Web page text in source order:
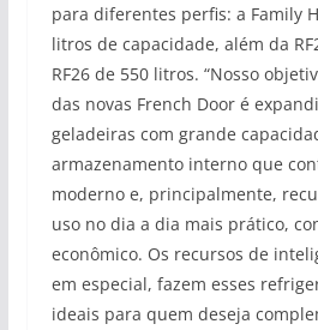
para diferentes perfis: a Family
litros de capacidade, além da
RF26 de 550 litros. “Nosso
das novas French Door é
geladeiras com grande
armazenamento interno que
moderno e, principalmente,
uso no dia a dia mais prático,
econômico. Os recursos de
em especial, fazem esses
ideais para quem deseja